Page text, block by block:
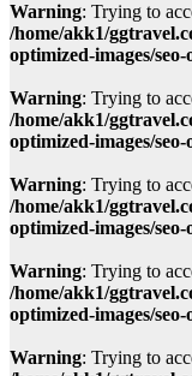
Warning: Trying to
/home/akk1/
optimized-images/
Warning: Trying to
/home/akk1/
optimized-images/
Warning: Trying to
/home/akk1/
optimized-images/
Warning: Trying to
/home/akk1/
optimized-images/
Warning: Trying to